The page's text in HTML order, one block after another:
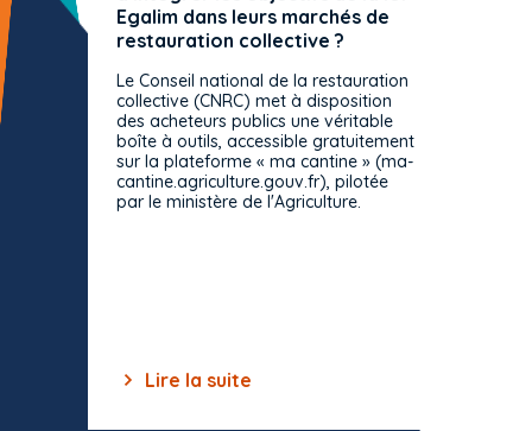
Egalim dans leurs marchés de
restauration collective ?
Le Conseil national de la restauration
collective (CNRC) met à disposition
des acheteurs publics une véritable
boîte à outils, accessible gratuitement
sur la plateforme « ma cantine » (ma-
cantine.agriculture.gouv.fr), pilotée
par le ministère de l'Agriculture.
Lire la suite